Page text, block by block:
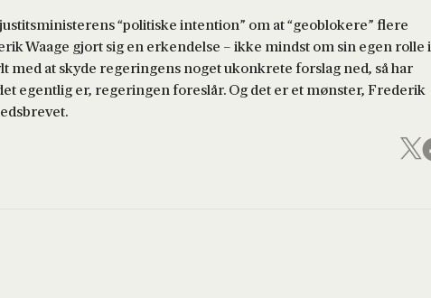
“politiske intention” om at “geoblokere” flere
Waage gjort sig en erkendelse – ikke mindst om sin egen rolle i
med at skyde regeringens noget ukonkrete forslag ned, så har
egentlig er, regeringen foreslår. Og det er et mønster, Frederik